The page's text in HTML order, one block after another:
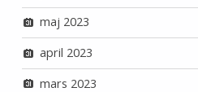
maj 2023
april 2023
mars 2023